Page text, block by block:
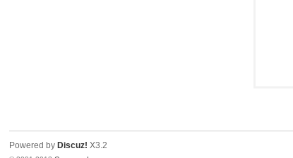
Powered by Discuz! X3.2